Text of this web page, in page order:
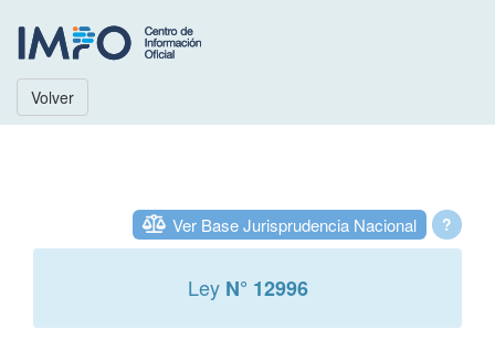
Volver
?
Ver Base Jurisprudencia Nacional
Ley N° 12996